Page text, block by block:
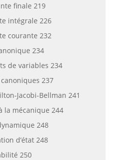
finale 219
intégrale 226
courante 232
234
de variables 234
237
Jacobi-Bellman 241
la mécanique 244
248
d’état 248
250